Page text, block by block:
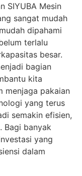
SIYUBA Mesin
sangat mudah
dipahami
terlalu
besar.
bagian
kita
menjaga pakaian
yang terus
semakin efisien,
Bagi banyak
yang
dalam